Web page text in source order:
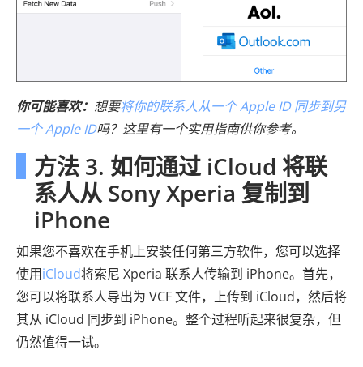
你可能喜欢： 想要将你的联系人从一个 Apple ID 同步到另
一个 Apple ID吗？这里有一个实用指南供你参考。
方法 3. 如何通过 iCloud 将联
系人从 Sony Xperia 复制到
iPhone
如果您不喜欢在手机上安装任何第三方软件，您可以选择
使用iCloud将索尼 Xperia 联系人传输到 iPhone。首先，
您可以将联系人导出为 VCF 文件，上传到 iCloud，然后将
其从 iCloud 同步到 iPhone。整个过程听起来很复杂，但
仍然值得一试。